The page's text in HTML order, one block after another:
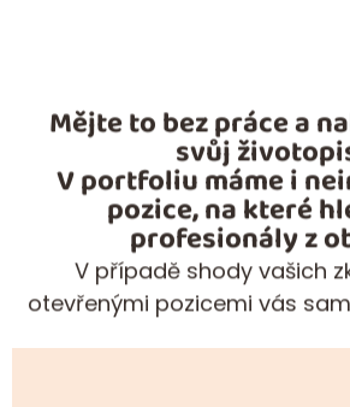
Mějte to bez práce a
svůj
V portfoliu máme i
pozice, na které
profesionály z
V případě shody vašich
otevřenými pozicemi vás